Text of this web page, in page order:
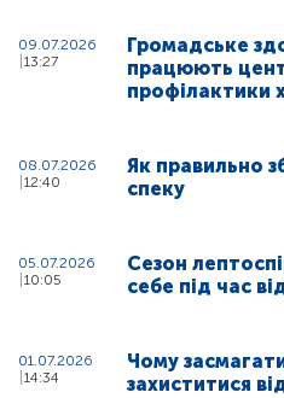
09.07.2026
13:27
Громадське
працюють
профілактики
08.07.2026
12:40
Як правильно
спеку
05.07.2026
10:05
Сезон
себе під час
01.07.2026
14:34
Чому
захиститися